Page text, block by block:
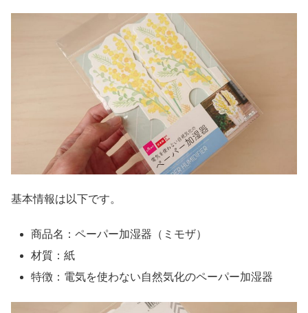
基本情報は以下です。
商品名：ペーパー加湿器（ミモザ）
材質：紙
特徴：電気を使わない自然気化のペーパー加湿器